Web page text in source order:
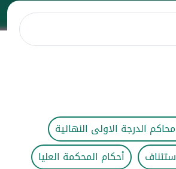
الدرجة الاولى النهائية
أحكام المحكمة العليا